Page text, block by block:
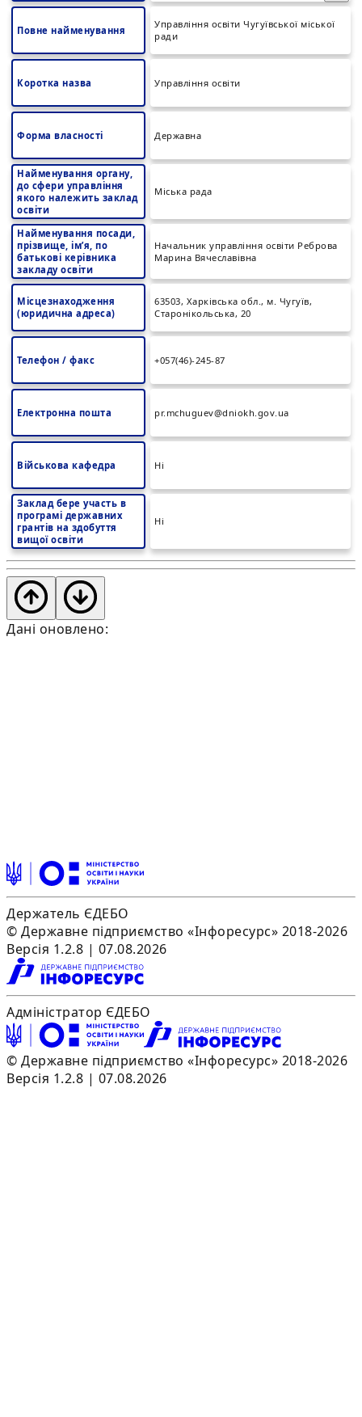
Повне найменування
Управління освіти Чугуївської міської
ради
Коротка назва Управління освіти
Форма власності Державна
Найменування органу,
до сфери управління
якого належить заклад
освіти
Міська рада
Найменування посади,
прізвище, ім’я, по
батькові керівника
закладу освіти
Начальник управління освіти Реброва
Марина Вячеславівна
Місцезнаходження
(юридична адреса)
63503, Харківська обл., м. Чугуїв,
Старонікольська, 20
Телефон / факс +057(46)-245-87
Електронна пошта pr.mchuguev@dniokh.gov.ua
Військова кафедра Ні
Заклад бере участь в
програмі державних
грантів на здобуття
вищої освіти
Ні
Дані оновлено:
Держатель ЄДЕБО
© Державне підприємство «Інфоресурс» 2018-2026
Версія 1.2.8 | 07.08.2026
Адміністратор ЄДЕБО
© Державне підприємство «Інфоресурс» 2018-2026
Версія 1.2.8 | 07.08.2026